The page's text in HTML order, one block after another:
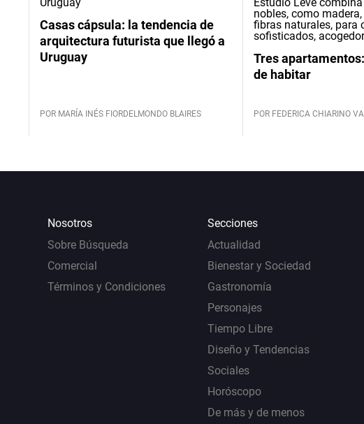
Casas cápsula: la tendencia de
arquitectura futurista que llegó a
Uruguay
POR MARÍA INÉS FIORDELMONDO BLAIRES
Tres
de habitar
POR FEDERICA CHIARINO
Nosotros
Sobre Búsqueda
Comercial
Términos y Condiciones
Secciones
Actualidad
Bienestar y Sociedad
Gastronomía
Personajes
Tiempo Libre
Diseño y Tendencias
Sociales
Horóscopo
De más y de menos